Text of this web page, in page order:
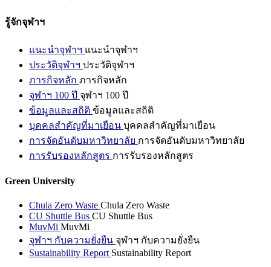
รู้จักจุฬาฯ
แนะนำจุฬาฯ แนะนำจุฬาฯ
ประวัติจุฬาฯ ประวัติจุฬาฯ
ภารกิจหลัก ภารกิจหลัก
จุฬาฯ 100 ปี จุฬาฯ 100 ปี
ข้อมูลและสถิติ ข้อมูลและสถิติ
บุคคลสำคัญที่มาเยือน บุคคลสำคัญที่มาเยือน
การจัดอันดับมหาวิทยาลัย การจัดอันดับมหาวิทยาลัย
การรับรองหลักสูตร การรับรองหลักสูตร
Green University
Chula Zero Waste Chula Zero Waste
CU Shuttle Bus CU Shuttle Bus
MuvMi MuvMi
จุฬาฯ กับความยั่งยืน จุฬาฯ กับความยั่งยืน
Sustainability Report Sustainability Report